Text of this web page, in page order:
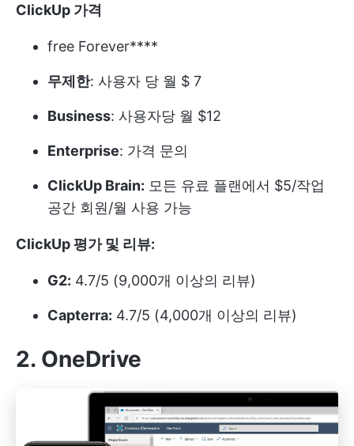
ClickUp 가격
free Forever****
무제한: 사용자 당 월 $ 7
Business: 사용자당 월 $12
Enterprise: 가격 문의
ClickUp Brain: 모든 유료 플랜에서 $5/작업
공간 회원/월 사용 가능
ClickUp 평가 및 리뷰:
G2: 4.7/5 (9,000개 이상의 리뷰)
Capterra: 4.7/5 (4,000개 이상의 리뷰)
2. OneDrive